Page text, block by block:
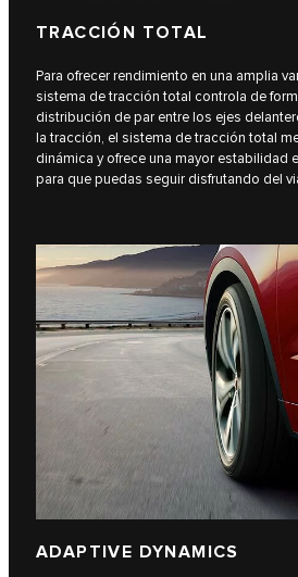
TRACCIÓN TOTAL
Para ofrecer rendimiento en una amplia
sistema de tracción total controla de
distribución de par entre los ejes
la tracción, el sistema de tracción total
dinámica y ofrece una mayor estabilidad
para que puedas seguir disfrutando del
ADAPTIVE DYNAMICS